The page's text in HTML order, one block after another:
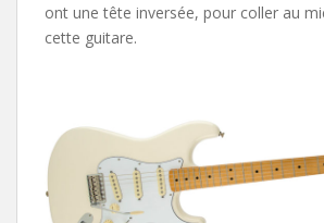
ont une tête inversée, pour coller au
cette guitare.